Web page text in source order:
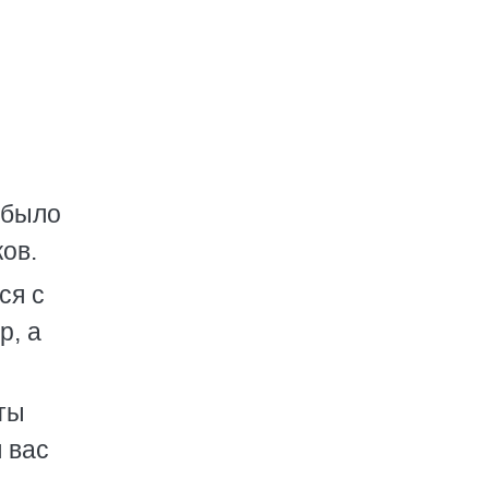
с
а
вас